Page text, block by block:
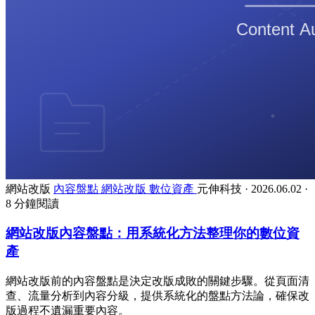
網站改版 內容盤點 網站改版 數位資產 元伸科技 · 2026.06.02 ·
8 分鐘閱讀
網站改版內容盤點：用系統化方法整理你的數位資
產
網站改版前的內容盤點是決定改版成敗的關鍵步驟。從頁面清
查、流量分析到內容分級，提供系統化的盤點方法論，確保改
版過程不遺漏重要內容。